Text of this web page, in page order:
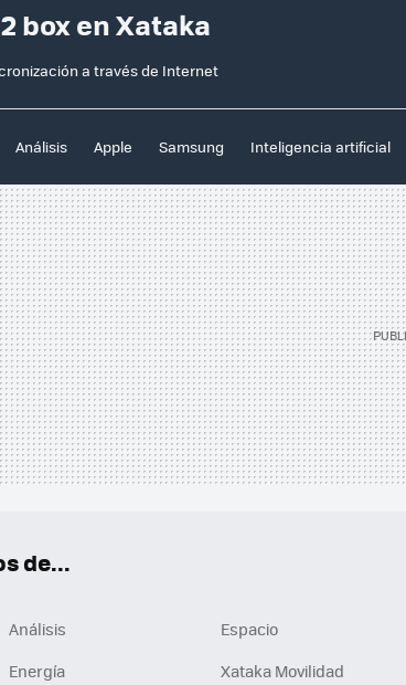
box en Xataka
a través de Internet
Análisis Apple Samsung Inteligencia artificial
de...
Análisis
Espacio
Energía Xataka Movilidad